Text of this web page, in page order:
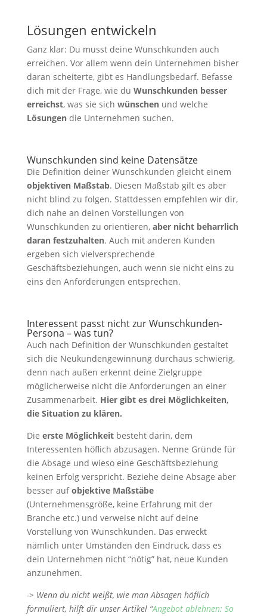
Lösungen entwickeln
Ganz klar: Du musst deine Wunschkunden auch
erreichen. Vor allem wenn dein Unternehmen bisher
daran scheiterte, gibt es Handlungsbedarf. Befasse
dich mit der Frage, wie du Wunschkunden besser
erreichst, was sie sich wünschenund welche
Lösungen die Unternehmen suchen.
Wunschkunden sind keine Datensätze
Die Definition deiner Wunschkunden gleicht einem
objektiven Maßstab. Diesen Maßstab gilt es aber
nicht blind zu folgen. Stattdessen empfehlen wir dir,
dich nahe an deinen Vorstellungen von
Wunschkunden zu orientieren, aber nicht beharrlich
daran festzuhalten. Auch mit anderen Kunden
ergeben sich vielversprechende
Geschäftsbeziehungen, auch wenn sie nicht eins zu
eins den Anforderungen entsprechen.
Interessent passt nicht zur Wunschkunden-
Persona – was tun?
Auch nach Definition der Wunschkunden gestaltet
sich die Neukundengewinnung durchaus schwierig,
denn nach außen erkennt deine Zielgruppe
möglicherweise nicht die Anforderungen an einer
Zusammenarbeit. Hier gibt es drei Möglichkeiten,
die Situation zu klären.
Die erste Möglichkeitbesteht darin, dem
Interessenten höflich abzusagen. Nenne Gründe für
die Absage und wieso eine Geschäftsbeziehung
keinen Erfolg verspricht. Beziehe deine Absage aber
besser aufobjektive Maßstäbe
(Unternehmensgröße, keine Erfahrung mit der
Branche etc.) und verweise nicht auf deine
Vorstellung von Wunschkunden. Das erweckt
nämlich unter Umständen den Eindruck, dass es
dein Unternehmen nicht “nötig” hat, neue Kunden
anzunehmen.
-> Wenn du nicht weißt, wie man Absagen höflich
formuliert, hilft dir unser Artikel “Angebot ablehnen: So